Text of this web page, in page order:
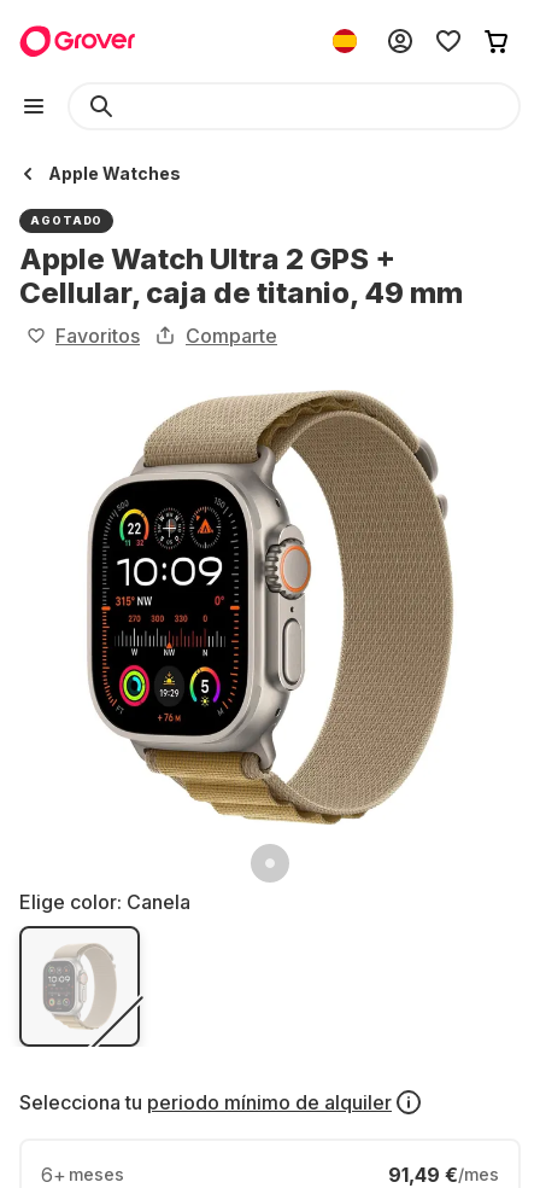
Apple Watches
AGOTADO
Apple Watch Ultra 2 GPS +
Cellular, caja de titanio, 49 mm
Favoritos Comparte
Elige color: Canela
Selecciona tu periodo mínimo de alquiler
6+ meses 91,49 €/mes